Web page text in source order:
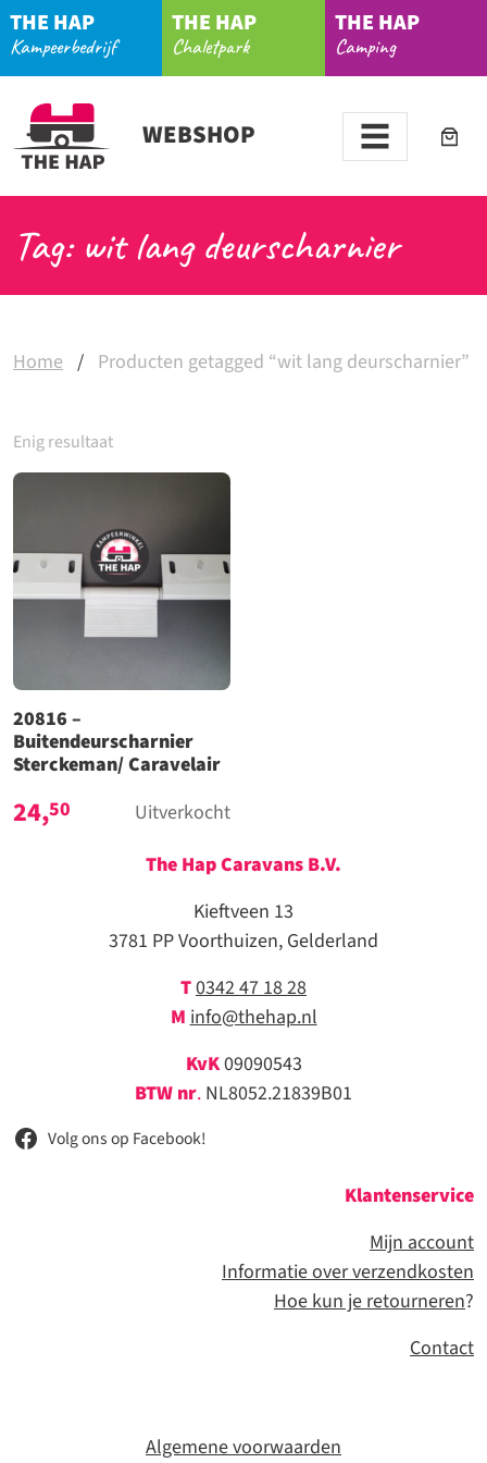
THE HAP
Kampeerbedrijf
THE HAP
Chaletpark
THE HAP
Camping
WEBSHOP
Tag: wit lang deurscharnier
Home / Producten getagged “wit lang deurscharnier”
Enig resultaat
20816 –
Buitendeurscharnier
Sterckeman/ Caravelair
24,50
Uitverkocht
The Hap Caravans B.V.
Kieftveen 13
3781 PP Voorthuizen, Gelderland
T0342 47 18 28
M info@thehap.nl
KvK09090543
BTW nr. NL8052.21839B01
Volg ons op Facebook!
Klantenservice
Mijn account
Informatie over verzendkosten
Hoe kun je retourneren?
Contact
Algemene voorwaarden